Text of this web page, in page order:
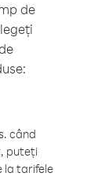
de
când
puteți
la tarifele